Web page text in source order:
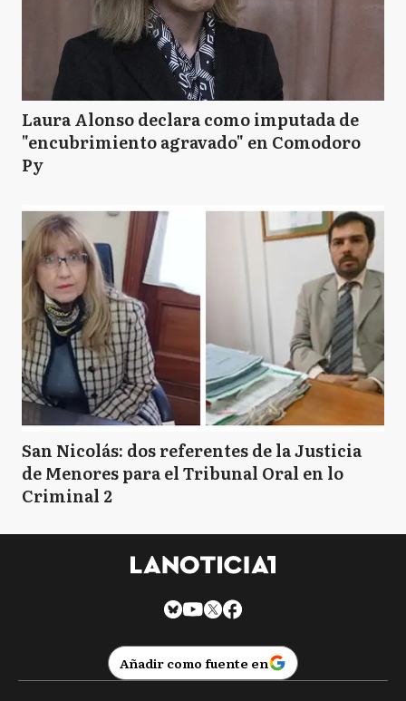
Laura Alonso declara como imputada de
"encubrimiento agravado" en Comodoro
Py
San Nicolás: dos referentes de la Justicia
de Menores para el Tribunal Oral en lo
Criminal 2
Añadir como fuente en